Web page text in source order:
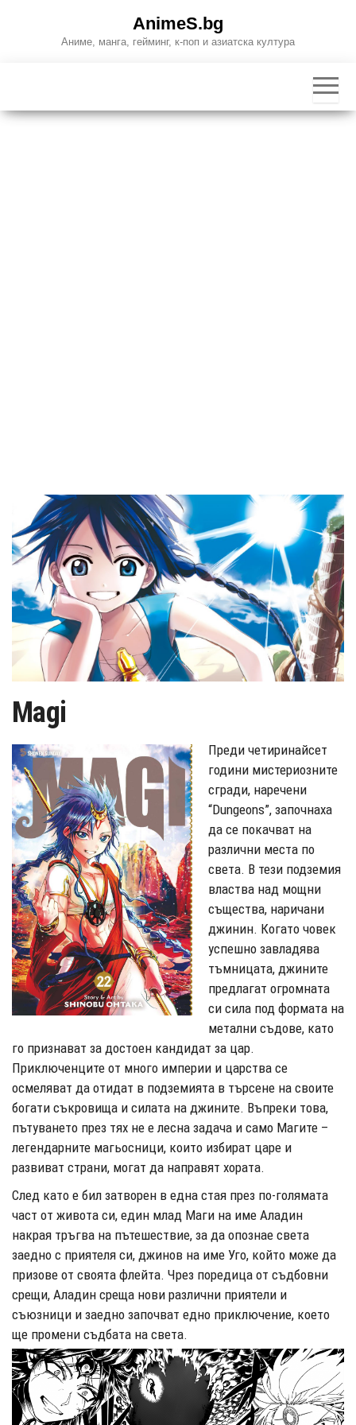
AnimeS.bg
Аниме, манга, гейминг, к-поп и азиатска култура
Magi
Преди четиринайсет
години мистериозните
сгради, наречени
“Dungeons”, започнаха
да се покачват на
различни места по
света. В тези подземия
властва над мощни
същества, наричани
джинин. Когато човек
успешно завладява
тъмницата, джините
предлагат огромната
си сила под формата на
метални съдове, като
го признават за достоен кандидат за цар.
Приключенците от много империи и царства се
осмеляват да отидат в подземията в търсене на своите
богати съкровища и силата на джините. Въпреки това,
пътуването през тях не е лесна задача и само Магите –
легендарните магьосници, които избират царе и
развиват страни, могат да направят хората.
След като е бил затворен в една стая през по-голямата
част от живота си, един млад Маги на име Аладин
накрая тръгва на пътешествие, за да опознае света
заедно с приятеля си, джинов на име Уго, който може да
призове от своята флейта. Чрез поредица от съдбовни
срещи, Аладин среща нови различни приятели и
съюзници и заедно започват едно приключение, което
ще промени съдбата на света.